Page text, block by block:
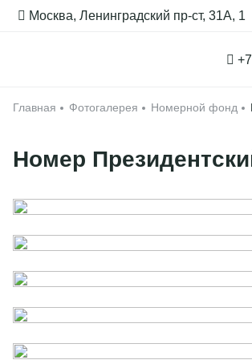
Москва, Ленинградский пр-ст, 31А, 1
Спецпредложения
Mozaic Breakfast
СПА-комплекс
AMO SPA
Тренажерный зал
Мероприятия и конференции
Организация мероприятий
Об отеле
О нас
Афиша событий
Главная Фотогалерея Номерной фонд
Номер